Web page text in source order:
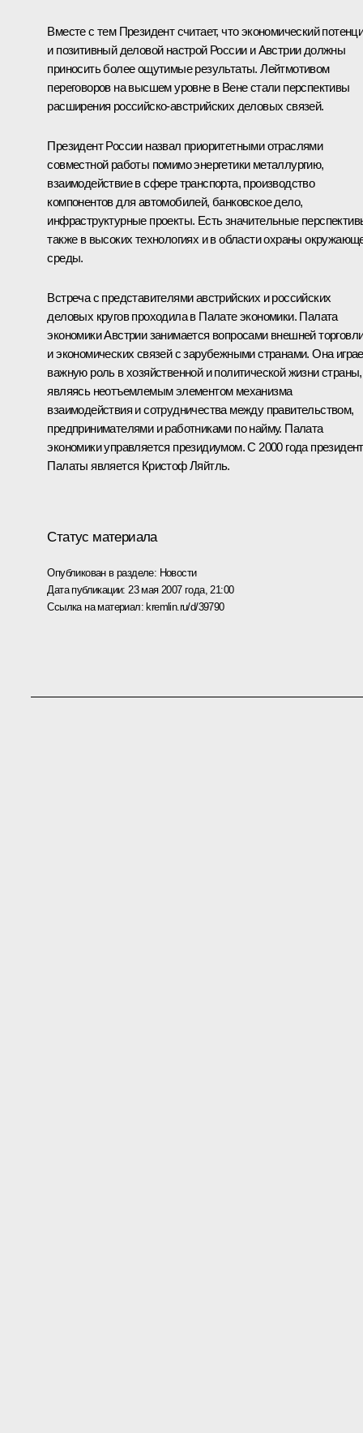
Вместе с тем Президент считает, что экономический
и позитивный деловой настрой России и Австрии должны
приносить более ощутимые результаты. Лейтмотивом
переговоров на высшем уровне в Вене стали перспективы
расширения российско-австрийских деловых связей.
Президент России назвал приоритетными отраслями
совместной работы помимо энергетики металлургию,
взаимодействие в сфере транспорта, производство
компонентов для автомобилей, банковское дело,
инфраструктурные проекты. Есть значительные
также в высоких технологиях и в области охраны
среды.
Встреча с представителями австрийских и российских
деловых кругов проходила в Палате экономики. Палата
экономики Австрии занимается вопросами внешней
и экономических связей с зарубежными странами. Она
важную роль в хозяйственной и политической жизни страны,
являясь неотъемлемым элементом механизма
взаимодействия и сотрудничества между правительством,
предпринимателями и работниками по найму. Палата
экономики управляется президиумом. С 2000 года
Палаты является Кристоф Ляйтль.
Статус материала
Опубликован в разделе: Новости
Дата публикации: 23 мая 2007 года, 21:00
Ссылка на материал:kremlin.ru/d/39790